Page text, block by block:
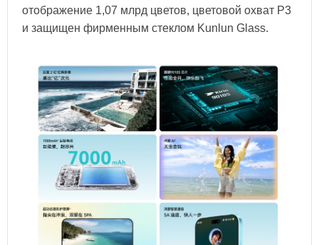
отображение 1,07 млрд цветов, цветовой охват P3
и защищен фирменным стеклом Kunlun Glass.